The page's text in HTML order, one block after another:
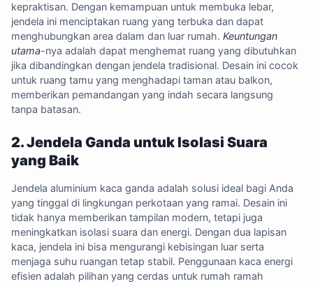
kepraktisan. Dengan kemampuan untuk membuka lebar,
jendela ini menciptakan ruang yang terbuka dan dapat
menghubungkan area dalam dan luar rumah. Keuntungan
utama-nya adalah dapat menghemat ruang yang dibutuhkan
jika dibandingkan dengan jendela tradisional. Desain ini cocok
untuk ruang tamu yang menghadapi taman atau balkon,
memberikan pemandangan yang indah secara langsung
tanpa batasan.
2. Jendela Ganda untuk Isolasi Suara
yang Baik
Jendela aluminium kaca ganda adalah solusi ideal bagi Anda
yang tinggal di lingkungan perkotaan yang ramai. Desain ini
tidak hanya memberikan tampilan modern, tetapi juga
meningkatkan isolasi suara dan energi. Dengan dua lapisan
kaca, jendela ini bisa mengurangi kebisingan luar serta
menjaga suhu ruangan tetap stabil. Penggunaan kaca energi
efisien adalah pilihan yang cerdas untuk rumah ramah